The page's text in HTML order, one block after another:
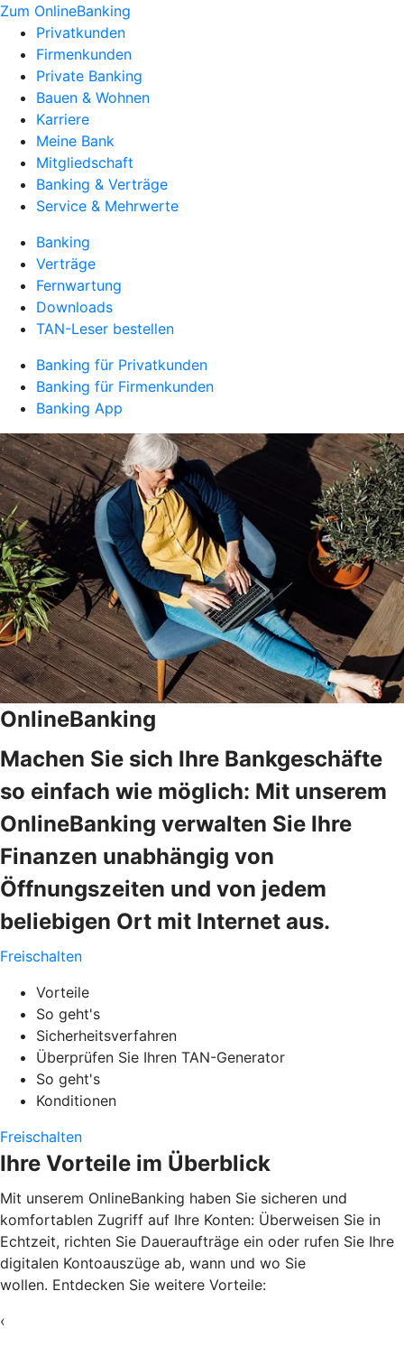
Zum OnlineBanking
Privatkunden
Firmenkunden
Private Banking
Bauen & Wohnen
Karriere
Meine Bank
Mitgliedschaft
Banking & Verträge
Service & Mehrwerte
Banking
Verträge
Fernwartung
Downloads
TAN-Leser bestellen
Banking für Privatkunden
Banking für Firmenkunden
Banking App
OnlineBanking
Machen Sie sich Ihre Bankgeschäfte
so einfach wie möglich: Mit unserem
OnlineBanking verwalten Sie Ihre
Finanzen unabhängig von
Öffnungszeiten und von jedem
beliebigen Ort mit Internet aus.
Freischalten
Vorteile
So geht's
Sicherheitsverfahren
Überprüfen Sie Ihren TAN-Generator
So geht's
Konditionen
Freischalten
Ihre Vorteile im Überblick
Mit unserem OnlineBanking haben Sie sicheren und
komfortablen Zugriff auf Ihre Konten: Überweisen Sie in
Echtzeit, richten Sie Daueraufträge ein oder rufen Sie Ihre
digitalen Kontoauszüge ab, wann und wo Sie
wollen. Entdecken Sie weitere Vorteile:
‹